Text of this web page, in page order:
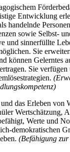
Entwicklung
handelnde
sowie Selbst-
und sinnerfüllte
Sie
können Gelerntes
Sie
das Erleben von
Wertschätzung,
Werte und
demokratischen
(Befähigung